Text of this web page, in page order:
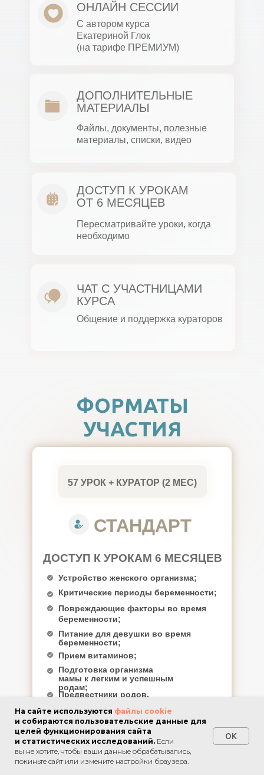
ОНЛАЙН СЕССИИ
С автором курса
Екатериной Глок
(на тарифе ПРЕМИУМ)
ДОПОЛНИТЕЛЬНЫЕ
МАТЕРИАЛЫ
Файлы, документы, полезные
материалы, списки, видео
ЧАТ С УЧАСТНИЦАМИ
КУРСА
Общение и поддержка кураторов
ДОСТУП К УРОКАМ
ОТ 6 МЕСЯЦЕВ
Пересматривайте уроки, когда
необходимо
ФОРМАТЫ
УЧАСТИЯ
СТАНДАРТ
57 УРОК + КУРАТОР (2 МЕС)
Устройство женского организма;
Критические периоды беременности;
Повреждающие факторы во время
беременности;
Прием витаминов;
Питание для девушки во время
беременности;
Подготовка организма
мамы к легким и успешным
родам;
Предвестники родов.
родов;
Первый период, вторая и третья
фазы родов. Фильм о родах;
Фильм о родах Екатерины
Потужной период,
Импритинг, Бондинг;
ДОСТУП К УРОКАМ 6 МЕСЯЦЕВ
Наш сайт использует файлы cookie. Подробнее ознакомиться с
уведомлением об использовании cookie-файлов можноздесь
На сайте используются файлы cookie
и собираются пользовательские данные для
целей функционирования сайта
и статистических исследований. Если
вы не хотите, чтобы ваши данные обрабатывались,
покиньте сайт или измените настройки браузера.
OK